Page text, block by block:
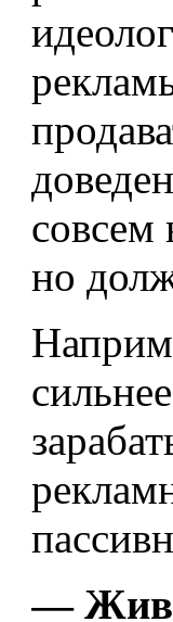
совсем
но
— Жив